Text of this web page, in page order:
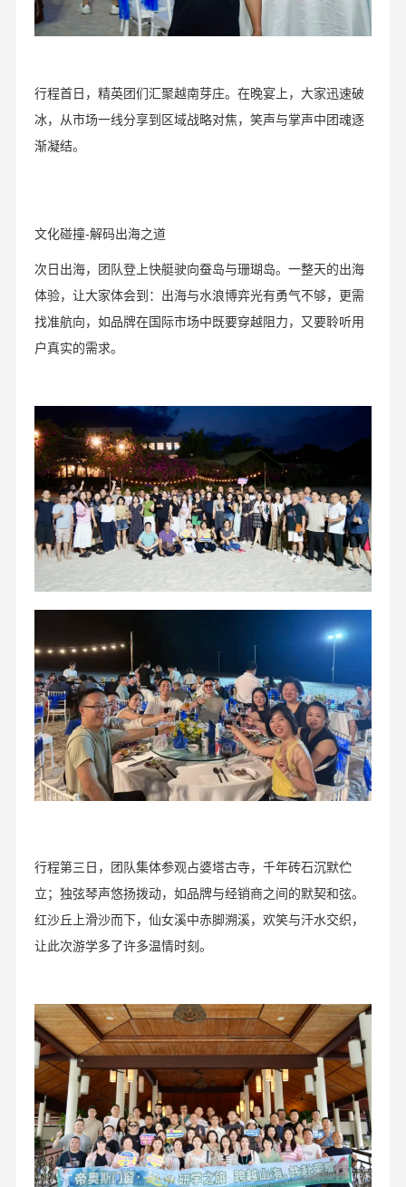
行程首日，精英团们汇聚越南芽庄。在晚宴上，大家迅速破
冰，从市场一线分享到区域战略对焦，笑声与掌声中团魂逐
渐凝结。
文化碰撞-解码出海之道
次日出海，团队登上快艇驶向蚕岛与珊瑚岛。一整天的出海
体验，让大家体会到：出海与水浪博弈光有勇气不够，更需
找准航向，如品牌在国际市场中既要穿越阻力，又要聆听用
户真实的需求。
行程第三日，团队集体参观占婆塔古寺，千年砖石沉默伫
立；独弦琴声悠扬拨动，如品牌与经销商之间的默契和弦。
红沙丘上滑沙而下，仙女溪中赤脚溯溪，欢笑与汗水交织，
让此次游学多了许多温情时刻。